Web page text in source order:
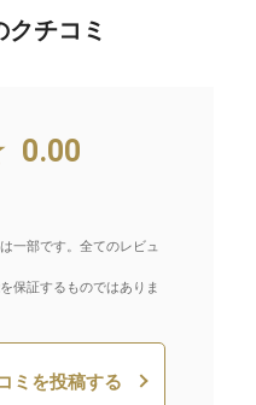
チコミ
0.00
一部です。全てのレビュ
保証するものではありま
ミを投稿する